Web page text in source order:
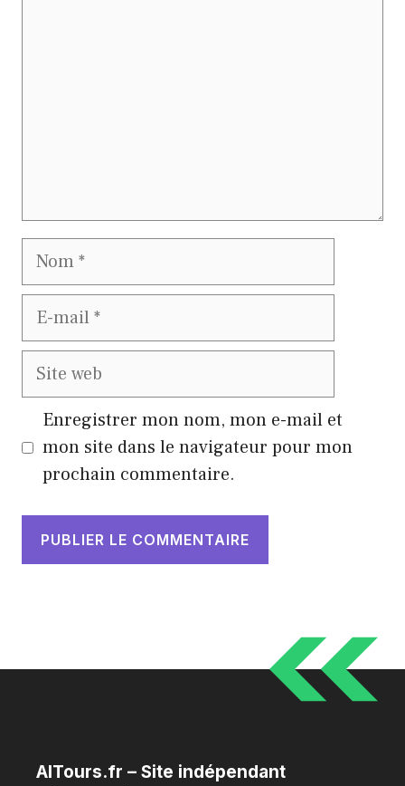
Nom
E-
Site
Enregistrer mon nom, mon e-mail et
mon site dans le navigateur pour mon
prochain commentaire.
AITours.fr – Site indépendant